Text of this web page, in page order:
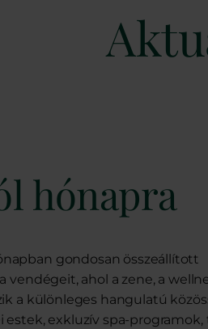
hónapra
gondosan összeállított
vendégeit, ahol a zene, a
a különleges hangulatú
estek, exkluzív spa-